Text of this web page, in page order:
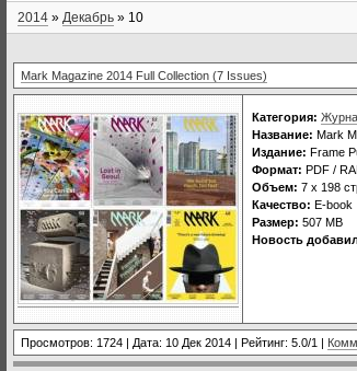
2014 » Декабрь » 10
Mark Magazine 2014 Full Collection (7 Issues)
Категория:
Название: Mark
Издание: Frame
Формат: PDF /
Объем: 7 х 198
Качество: E-book
Размер: 507 МВ
Новость
Просмотров: 1724 | Дата: 10 Дек 2014 | Рейтинг: 5.0/1 |